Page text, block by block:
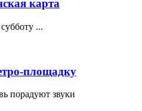
карта
...
площадку
порадуют звуки